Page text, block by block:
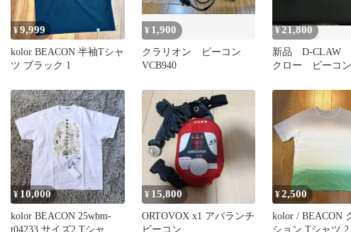
¥9,999
kolor BEACON 半袖Tシャ
ツ ブラック 1
¥ 1,900
クラリオン ビーコン
VCB940
¥ 21,800
新品 D-CLAW
クロー ビーコ
フラッシュ
¥10,000
kolor BEACON 25wbm-
t04233 サイズ2 Tシャツ
¥ 15,800
ORTOVOX x1 アバランチ
ビーコン
¥2,500
kolor / BEACON
ション Tシャツ 2